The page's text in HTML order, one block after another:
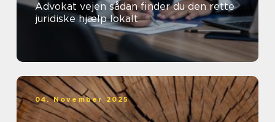
Advokat vejen sådan finder du den rette
juridiske hjælp lokalt
04. November 2025